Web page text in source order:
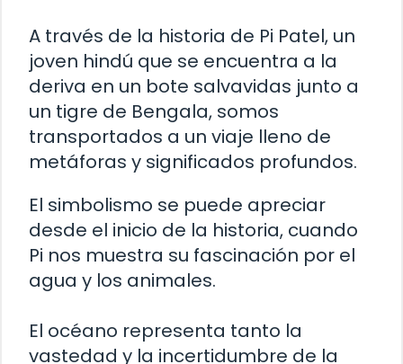
A través de la historia de Pi Patel, un
joven hindú que se encuentra a la
deriva en un bote salvavidas junto a
un tigre de Bengala, somos
transportados a un viaje lleno de
metáforas y significados profundos.
El simbolismo se puede apreciar
desde el inicio de la historia, cuando
Pi nos muestra su fascinación por el
agua y los animales.
El océano representa tanto la
vastedad y la incertidumbre de la